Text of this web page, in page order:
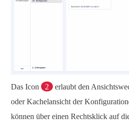
Das Icon 2
erlaubt den
oder Kachelansicht der
können über einen Rechtsklick auf